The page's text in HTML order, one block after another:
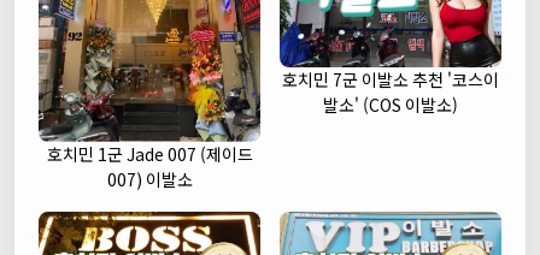
호치민 1군 Jade 007 (제이드
007) 이발소
호치민 7군 이발소 추천 '코스이
발소' (COS 이발소)